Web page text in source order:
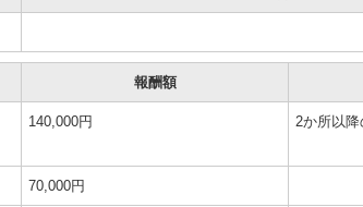
報酬額
140,000円 2か所以
70,000円